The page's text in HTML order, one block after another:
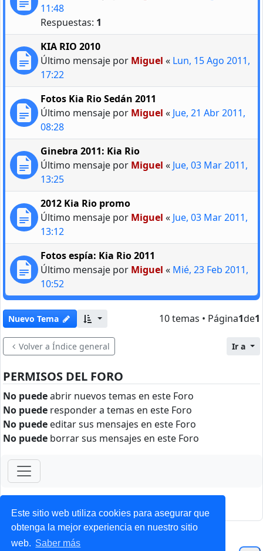
Este sitio web utiliza cookies para asegurar que
obtenga la mejor experiencia en nuestro sitio
web. Saber más
11:48
Respuestas: 1
KIA RIO 2010
Último mensaje por Miguel « Lun, 15 Ago 2011,
17:22
Fotos Kia Rio Sedán 2011
Último mensaje por Miguel « Jue, 21 Abr 2011,
08:28
Ginebra 2011: Kia Rio
Último mensaje por Miguel « Jue, 03 Mar 2011,
13:25
2012 Kia Rio promo
Último mensaje por Miguel « Jue, 03 Mar 2011,
13:12
Fotos espía: Kia Rio 2011
Último mensaje por Miguel « Mié, 23 Feb 2011,
10:52
Nuevo Tema 10 temas • Página1de1
Volver a Índice general Ir a
PERMISOS DEL FORO
No puedeabrir nuevos temas en este Foro
No puede responder a temas en este Foro
No puede editar sus mensajes en este Foro
No puede borrar sus mensajes en este Foro
ForoClub 2025
Privacidad| Condiciones